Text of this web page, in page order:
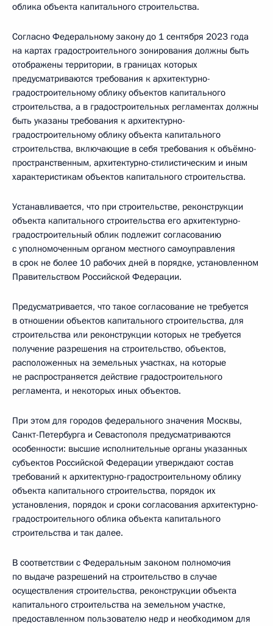
облика объекта капитального строительства.
Согласно Федеральному закону до 1 сентября 2023 года
на картах градостроительного зонирования должны быть
отображены территории, в границах которых
предусматриваются требования к архитектурно-
градостроительному облику объектов капитального
строительства, а в градостроительных регламентах должны
быть указаны требования к архитектурно-
градостроительному облику объекта капитального
строительства, включающие в себя требования к объёмно-
пространственным, архитектурно-стилистическим и иным
характеристикам объектов капитального строительства.
Устанавливается, что при строительстве, реконструкции
объекта капитального строительства его архитектурно-
градостроительный облик подлежит согласованию
с уполномоченным органом местного самоуправления
в срок не более 10 рабочих дней в порядке, установленном
Правительством Российской Федерации.
Предусматривается, что такое согласование не требуется
в отношении объектов капитального строительства, для
строительства или реконструкции которых не требуется
получение разрешения на строительство, объектов,
расположенных на земельных участках, на которые
не распространяется действие градостроительного
регламента, и некоторых иных объектов.
При этом для городов федерального значения Москвы,
Санкт-Петербурга и Севастополя предусматриваются
особенности: высшие исполнительные органы указанных
субъектов Российской Федерации утверждают состав
требований к архитектурно-градостроительному облику
объекта капитального строительства, порядок их
установления, порядок и сроки согласования архитектурно­-
градостроительного облика объекта капитального
строительства и так далее.
В соответствии с Федеральным законом полномочия
по выдаче разрешений на строительство в случае
осуществления строительства, реконструкции объекта
капитального строительства на земельном участке,
предоставленном пользователю недр и необходимом для